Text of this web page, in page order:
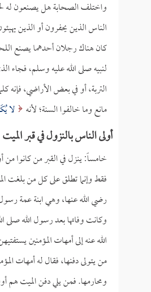
واختلف الصحابة هل يصنعون له
الناس الذين يحفرون أو الذين
كان هناك رجلان أحدهما يصنع
لنبيه صلى الله عليه وسلم، فجاء
التربة، أو في بعض الأراضي، فإنه
مانع وما خالفوا السنة؛ لأنه
لا
أولى الناس بالنزول في قبر الميت
خامساً: ينزل في القبر من كانوا من
فقط وإنما تطلق على كل من بلغت
رضي الله عنها، وهي ابنة عمة
وكانت وفاتها بعد رسول الله
الله عنه إلى أمهات المؤمنين
من يتولى دفنها، فقال له أمهات
ومحارمها. فمن يلي دفن الميت هم